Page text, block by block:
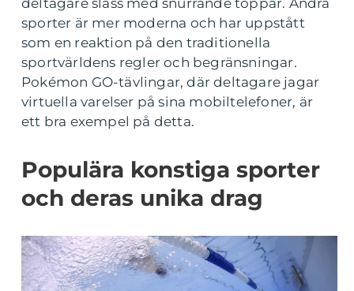
deltagare slåss med snurrande toppar. Andra
sporter är mer moderna och har uppstått
som en reaktion på den traditionella
sportvärldens regler och begränsningar.
Pokémon GO-tävlingar, där deltagare jagar
virtuella varelser på sina mobiltelefoner, är
ett bra exempel på detta.
Populära konstiga sporter
och deras unika drag